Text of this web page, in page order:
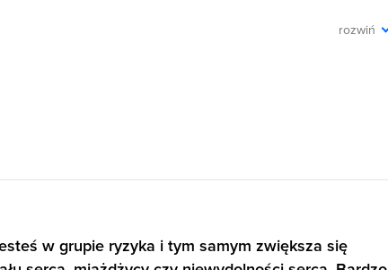
rozwiń
w grupie ryzyka i tym samym zwiększa się